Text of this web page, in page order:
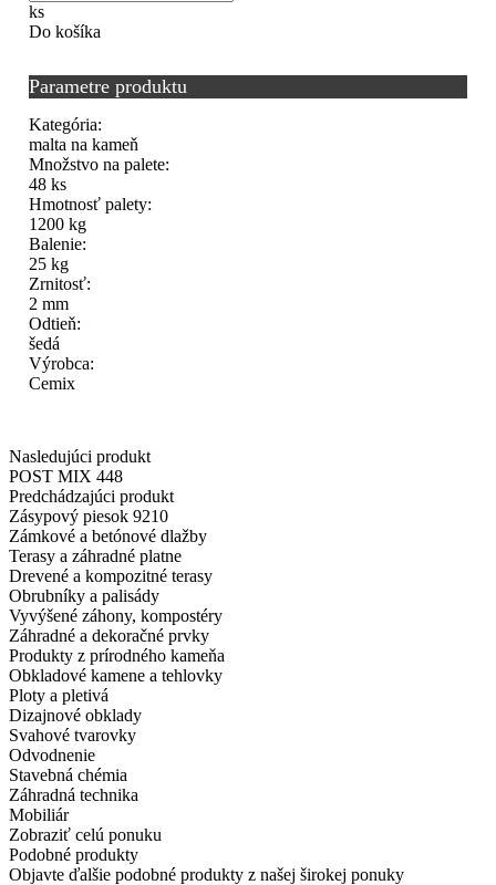
ks
Do košíka
Parametre produktu
Kategória:
malta na kameň
Množstvo na palete:
48 ks
Hmotnosť palety:
1200 kg
Balenie:
25 kg
Zrnitosť:
2 mm
Odtieň:
šedá
Výrobca:
Cemix
Nasledujúci produkt
POST MIX 448
Predchádzajúci produkt
Zásypový piesok 9210
Zámkové a betónové dlažby
Terasy a záhradné platne
Drevené a kompozitné terasy
Obrubníky a palisády
Vyvýšené záhony, kompostéry
Záhradné a dekoračné prvky
Produkty z prírodného kameňa
Obkladové kamene a tehlovky
Ploty a pletivá
Dizajnové obklady
Svahové tvarovky
Odvodnenie
Stavebná chémia
Záhradná technika
Mobiliár
Zobraziť celú ponuku
Podobné produkty
Objavte ďalšie podobné produkty z našej širokej ponuky